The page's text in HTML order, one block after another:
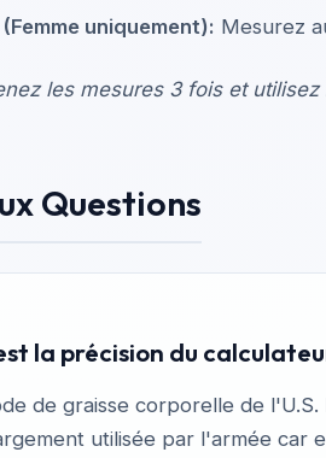
(Femme uniquement): Mesurez
les mesures 3 fois et
Questions
la précision du
de graisse corporelle de
utilisée par l'armée car